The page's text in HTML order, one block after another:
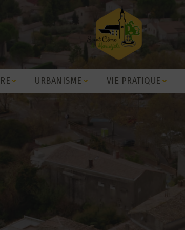
URBANISME VIE PRATIQUE